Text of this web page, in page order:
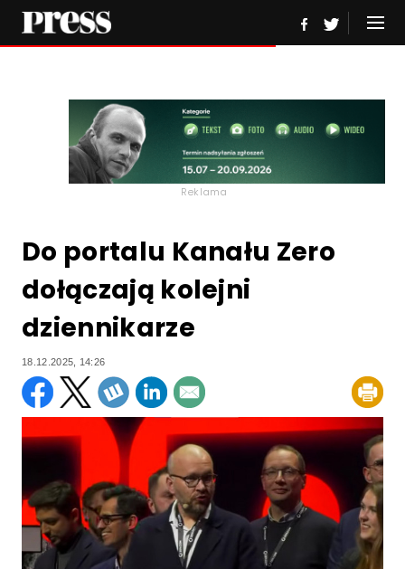
Reklama
Do portalu Kanału Zero
dołączają kolejni
dziennikarze
18.12.2025, 14:26